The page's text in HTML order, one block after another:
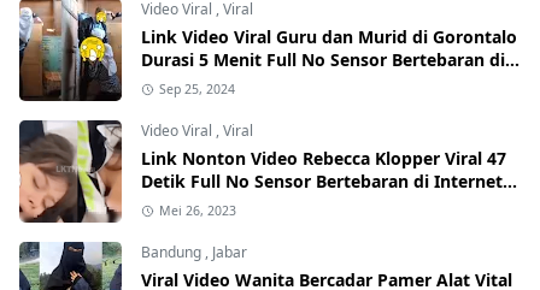
Video Viral ,Viral
Link Video Viral Guru dan Murid di Gorontalo
Durasi 5 Menit Full No Sensor Bertebaran di
Internet, Hati-Hati Phising!
Sep 25, 2024
Video Viral ,Viral
Link Nonton Video Rebecca Klopper Viral 47
Detik Full No Sensor Bertebaran di Internet,
Hati-Hati Phising!
Mei 26, 2023
Bandung , Jabar
Viral Video Wanita Bercadar Pamer Alat Vital